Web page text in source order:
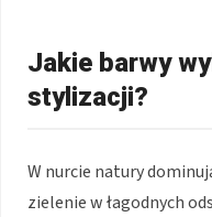
Jakie barwy
stylizacji?
W nurcie natury
zielenie w łagodnych